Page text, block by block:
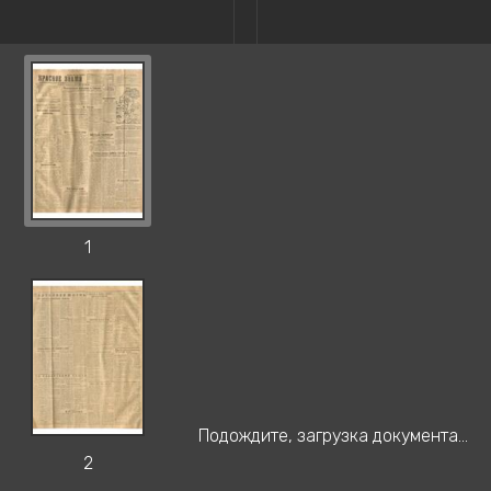
1
2
Подождите, загрузка документа...